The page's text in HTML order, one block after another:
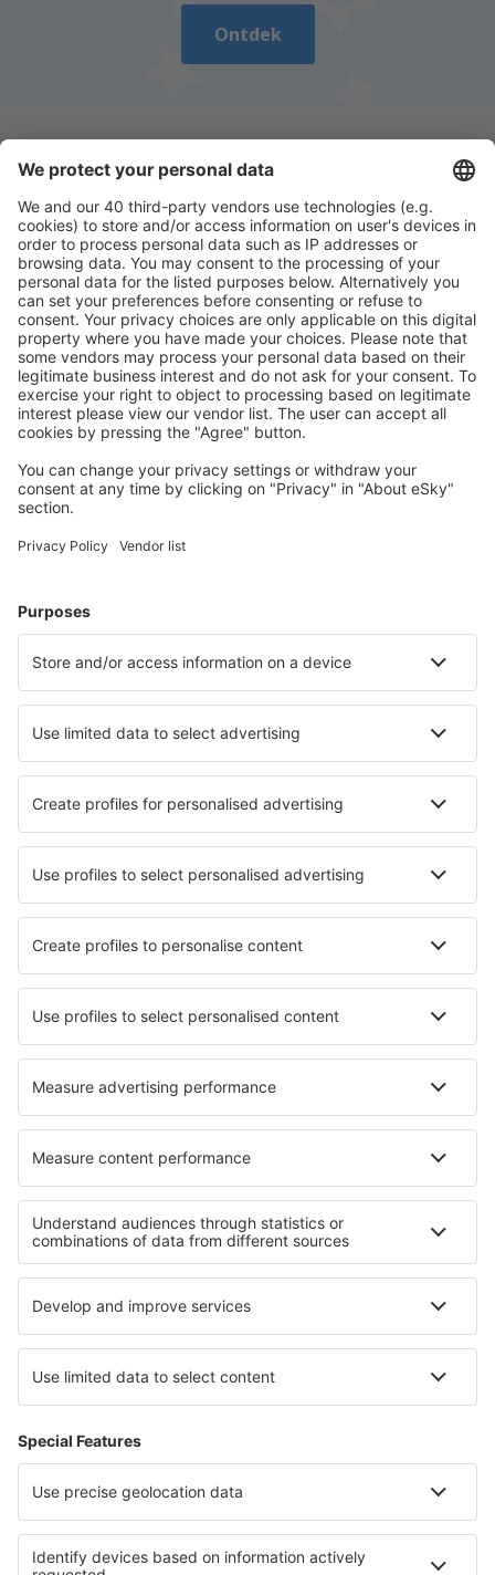
Ontdek
Download onze appen plan gemakkelijk uw
reizen
Plan uw reis
Vliegtickets
Stedentrip
Vlucht+hotel
Hotels
Parkeren
Transfers
Attracties
Kom meer te weten
Mobiele app
Luchtvaartmaatschappijen
KLM
Ryanair
Air France
Wizz Air
Transavia
Over eSky
Algemene voorwaarden
Mijn boekingen
Privacykennisgeving
Ondersteuning en contact
Privacy
Landen
Internationale sites
eSky.eu eSky.com eDestinos.com